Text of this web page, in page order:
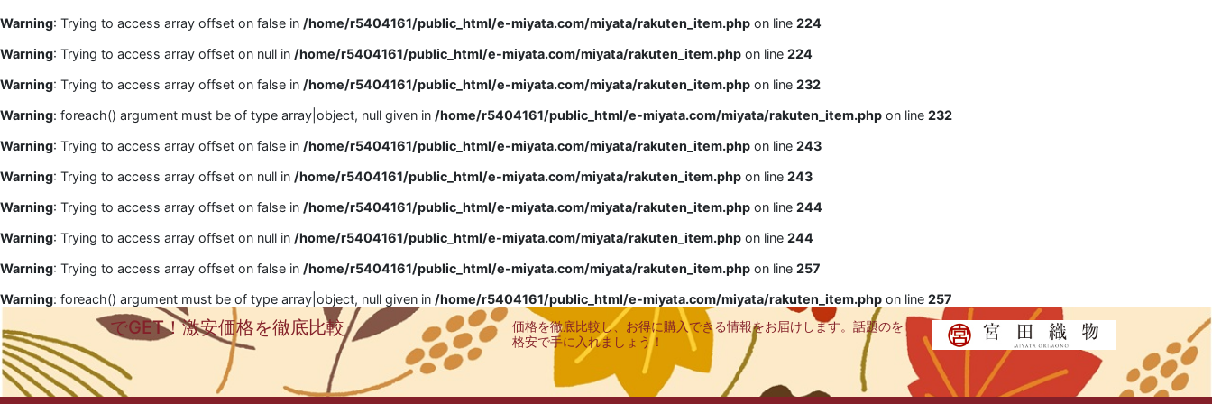
Warning: Trying to access array offset on false in /home/r5404161/public_html/e-miyata.com/miyata/rakuten_item.php on line 224
Warning: Trying to access array offset on null in /home/r5404161/public_html/e-miyata.com/miyata/rakuten_item.php on line 224
Warning: Trying to access array offset on false in /home/r5404161/public_html/e-miyata.com/miyata/rakuten_item.php on line 232
Warning: foreach() argument must be of type array|object, null given in /home/r5404161/public_html/e-miyata.com/miyata/rakuten_item.php on line 232
Warning: Trying to access array offset on false in /home/r5404161/public_html/e-miyata.com/miyata/rakuten_item.php on line 243
Warning: Trying to access array offset on null in /home/r5404161/public_html/e-miyata.com/miyata/rakuten_item.php on line 243
Warning: Trying to access array offset on false in /home/r5404161/public_html/e-miyata.com/miyata/rakuten_item.php on line 244
Warning: Trying to access array offset on null in /home/r5404161/public_html/e-miyata.com/miyata/rakuten_item.php on line 244
Warning: Trying to access array offset on false in /home/r5404161/public_html/e-miyata.com/miyata/rakuten_item.php on line 257
Warning: foreach() argument must be of type array|object, null given in /home/r5404161/public_html/e-miyata.com/miyata/rakuten_item.php on line 257
でGET！激安価格を徹底比較
価格を徹底比較し、お得に購入できる情報をお届けします。話題のを
格安で手に入れましょう！